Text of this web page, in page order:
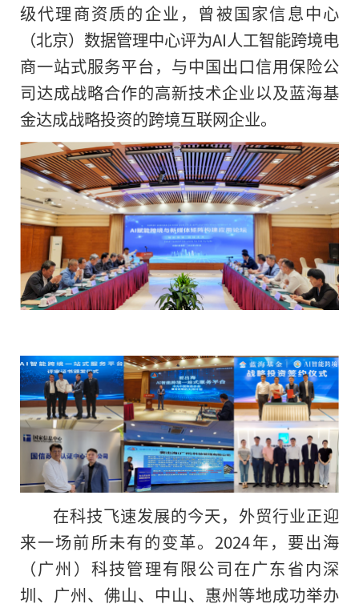
级代理商资质的企业，曾被国家信息中心
（北京）数据管理中心评为AI人工智能跨境电
商一站式服务平台，与中国出口信用保险公
司达成战略合作的高新技术企业以及蓝海基
金达成战略投资的跨境互联网企业。
在科技飞速发展的今天，外贸行业正迎
来一场前所未有的变革。2024年，要出海
（广州）科技管理有限公司在广东省内深
圳、广州、 佛山、中山、惠州等地成功举办